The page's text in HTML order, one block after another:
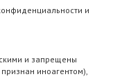
и
и запрещены
иноагентом),